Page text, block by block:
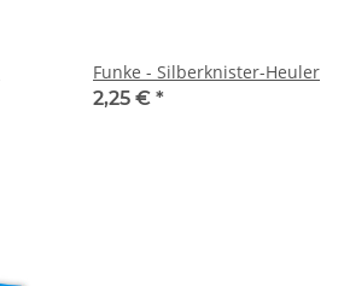
Funke - Silberknister-Heuler
2,25 € *